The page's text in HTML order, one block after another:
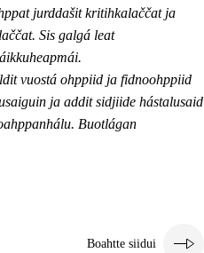
jurddašit kritihkalaččat ja
Sis galgá leat
vuostá ohppiid ja fidnoohppiid
ja addit sidjiide hástalusaid
Buotlágan
Boahtte siidui